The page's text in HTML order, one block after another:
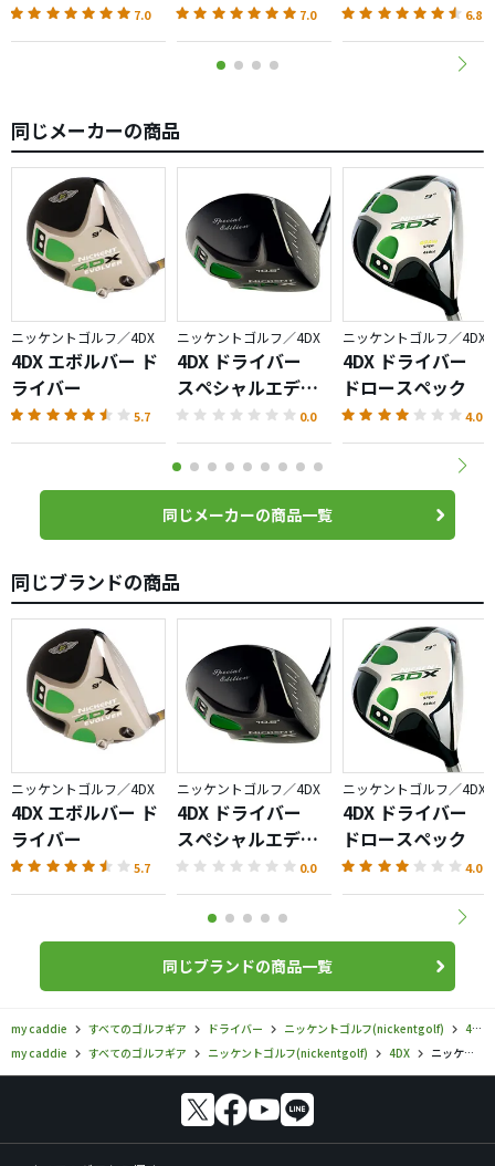
7.0 7.0 6.8
同じメーカーの商品
ニッケントゴルフ／4DX
4DX エボルバー ド
ライバー
5.7
ニッケントゴルフ／4DX
4DX ドライバー
スペシャルエディ
ション
0.0
ニッケントゴルフ／4DX
4DX ドライバー
ドロースペック
4.0
同じメーカーの商品一覧
同じブランドの商品
ニッケントゴルフ／4DX
4DX エボルバー ド
ライバー
5.7
ニッケントゴルフ／4DX
4DX ドライバー
スペシャルエディ
ション
0.0
ニッケントゴルフ／4DX
4DX ドライバー
ドロースペック
4.0
同じブランドの商品一覧
my caddie すべてのゴルフギア ドライバー ニッケントゴルフ(nickentgolf)
4DX
my caddie
すべてのゴルフギア ニッケントゴルフ(nickentgolf) 4DX ニッケントゴルフ／4DX／4DX ドライバー ツアースペックの口コミ評価